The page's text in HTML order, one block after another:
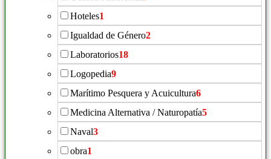
Hoteles1
Igualdad de Género2
Laboratorios18
Logopedia9
Marítimo Pesquera y Acuicultura6
Medicina Alternativa / Naturopatía5
Naval3
obra1